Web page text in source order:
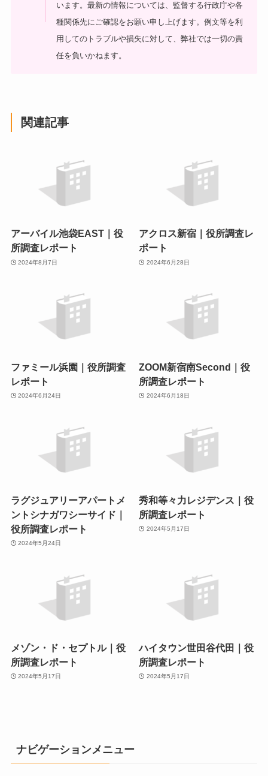
います。最新の情報については、監督する行政庁や各
種関係先にご確認をお願い申し上げます。例文等を利
用してのトラブルや損失に対して、弊社では一切の責
任を負いかねます。
関連記事
アーバイル池袋EAST｜役
所調査レポート
2024年8月7日
アクロス新宿｜役所調査レ
ポート
2024年6月28日
ファミール浜園｜役所調査
レポート
2024年6月24日
ZOOM新宿南Second｜役
所調査レポート
2024年6月18日
ラグジュアリーアパートメ
ントシナガワシーサイド｜
役所調査レポート
2024年5月24日
秀和等々力レジデンス｜役
所調査レポート
2024年5月17日
メゾン・ド・セプトル｜役
所調査レポート
2024年5月17日
ハイタウン世田谷代田｜役
所調査レポート
2024年5月17日
ナビゲーションメニュー